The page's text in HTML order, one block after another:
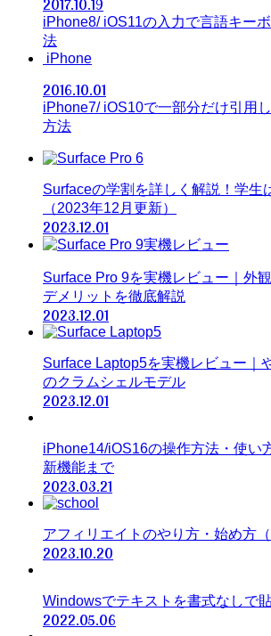
2017.10.19
iPhone8/ iOS11の入力で言語キー
法
iPhone
2016.10.01
iPhone7/ iOS10で一部分だけ引用
方法
Surfaceの学割を詳しく解説！学生
（2023年12月更新）
2023.12.01
Surface Pro 9を実機レビュー｜外
デメリットを徹底解説
2023.12.01
Surface Laptop5を実機レビュー｜
のクラムシェルモデル
2023.12.01
iPhone14/iOS16の操作方法・使い
新機能まで
2023.03.21
アフィリエイトのやり方・始め方（
2023.10.20
Windowsでテキストを書式なしで
2022.05.06